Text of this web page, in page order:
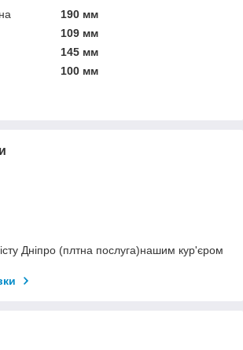
190 мм
109 мм
145 мм
100 мм
Дніпро (плтна послуга)нашим кур'єром